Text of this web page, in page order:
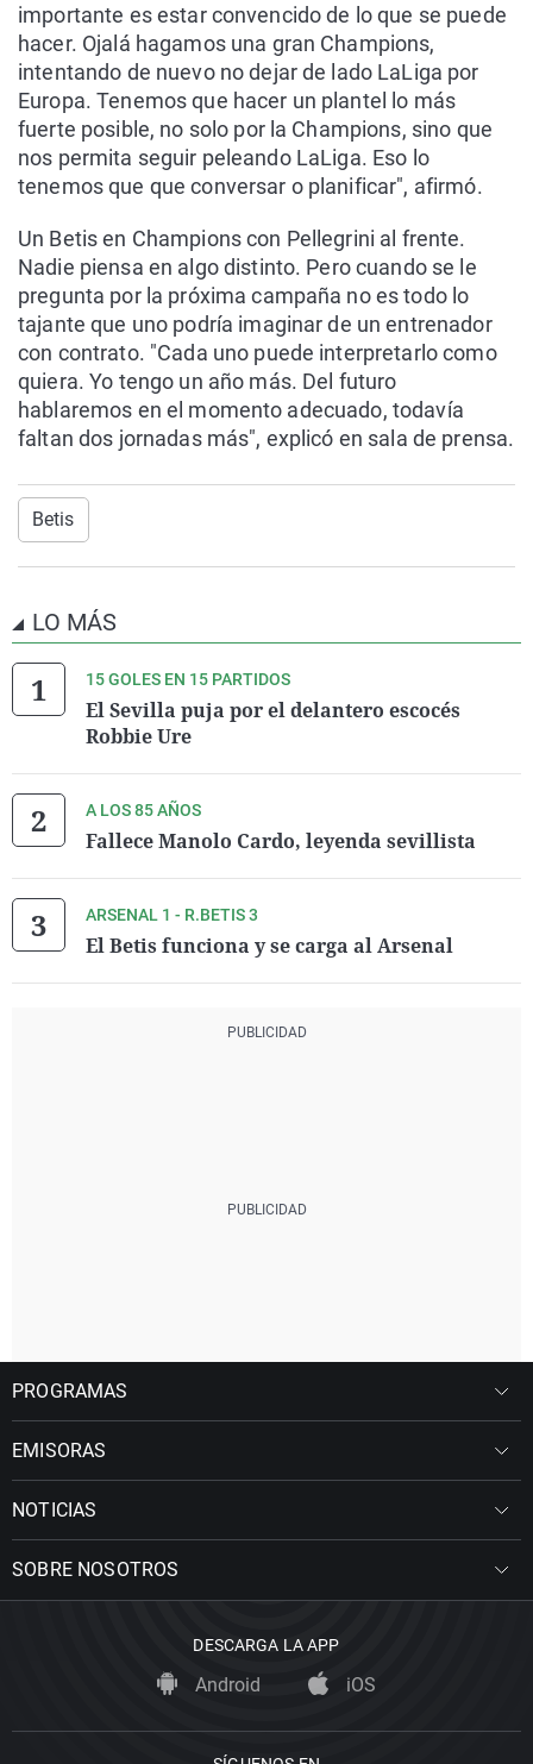
importante es estar convencido de lo que se puede
hacer. Ojalá hagamos una gran Champions,
intentando de nuevo no dejar de lado LaLiga por
Europa. Tenemos que hacer un plantel lo más
fuerte posible, no solo por la Champions, sino que
nos permita seguir peleando LaLiga. Eso lo
tenemos que que conversar o planificar", afirmó.
Un Betis en Champions con Pellegrini al frente.
Nadie piensa en algo distinto. Pero cuando se le
pregunta por la próxima campaña no es todo lo
tajante que uno podría imaginar de un entrenador
con contrato. "Cada uno puede interpretarlo como
quiera. Yo tengo un año más. Del futuro
hablaremos en el momento adecuado, todavía
faltan dos jornadas más", explicó en sala de prensa.
Betis
LO MÁS
15 GOLES EN 15 PARTIDOS
El Sevilla puja por el delantero escocés
Robbie Ure
A LOS 85 AÑOS
Fallece Manolo Cardo, leyenda sevillista
ARSENAL 1 - R.BETIS 3
El Betis funciona y se carga al Arsenal
PROGRAMAS
EMISORAS
NOTICIAS
SOBRE NOSOTROS
DESCARGA LA APP
Android iOS